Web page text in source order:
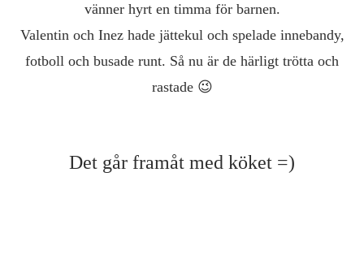
vänner hyrt en timma för barnen.
Valentin och Inez hade jättekul och spelade innebandy,
fotboll och busade runt. Så nu är de härligt trötta och
rastade 😉
Det går framåt med köket =)